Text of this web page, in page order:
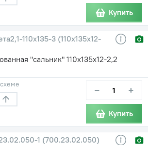
Купить
110х135-3 (110х135х12-
"сальник" 110х135х12-2,2
− +
Купить
1 (700.23.02.050)